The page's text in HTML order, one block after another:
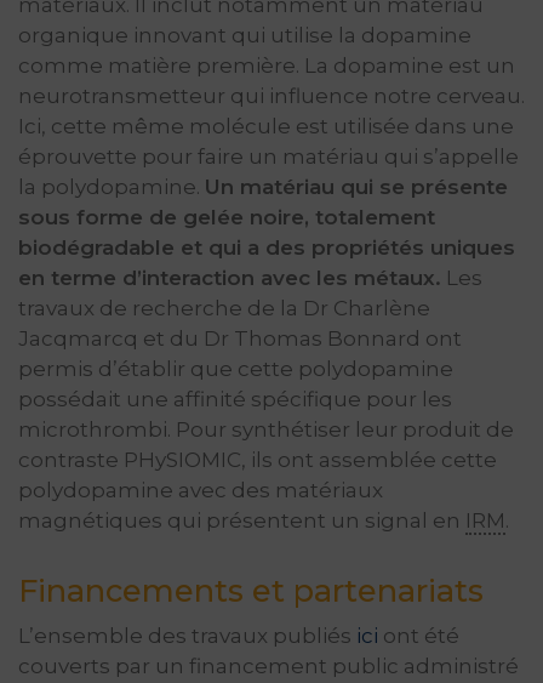
matériaux. Il inclut notamment un matériau
organique innovant qui utilise la dopamine
comme matière première. La dopamine est un
neurotransmetteur qui influence notre cerveau.
Ici, cette même molécule est utilisée dans une
éprouvette pour faire un matériau qui s’appelle
la polydopamine. Un matériau qui se présente
sous forme de gelée noire, totalement
biodégradable et qui a des propriétés uniques
en terme d’interaction avec les métaux. Les
travaux de recherche de la Dr Charlène
Jacqmarcq et du Dr Thomas Bonnard ont
permis d’établir que cette polydopamine
possédait une affinité spécifique pour les
microthrombi. Pour synthétiser leur produit de
contraste PHySIOMIC, ils ont assemblée cette
polydopamine avec des matériaux
magnétiques qui présentent un signal en IRM.
Financements et partenariats
L’ensemble des travaux publiés ici ont été
couverts par un financement public administré